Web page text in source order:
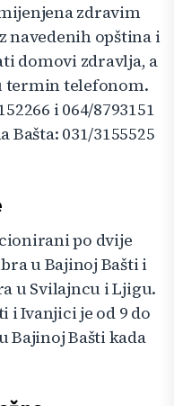
zdravim
navedenih opština i
domovi zdravlja, a
termin telefonom.
i 064/8793151
Bašta: 031/3155525
po dvije
u Bajinoj Bašti i
u Svilajncu i Ljigu.
i Ivanjici je od 9 do
Bajinoj Bašti kada